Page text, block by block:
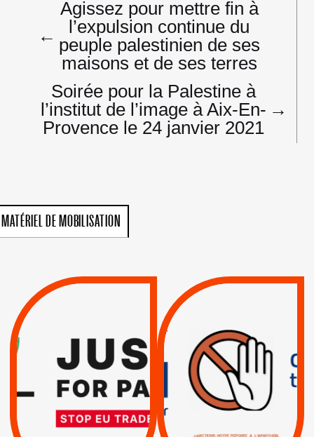
l’article
←
Agissez pour mettre fin à
l’expulsion continue du
peuple palestinien de ses
maisons et de ses terres
Soirée pour la Palestine à
l’institut de l’image à Aix-En-
Provence le 24 janvier 2021
→
MATÉRIEL DE MOBILISATION
VIOLATIONS DES
SUSPENSION
TOTALE DE
L’ACCORD
D’ASSOCIATION UE-
ISRAËL
INTERNATIONAL ?
TRUMP, MACRON :
MÊME COMBAT
| Actus |